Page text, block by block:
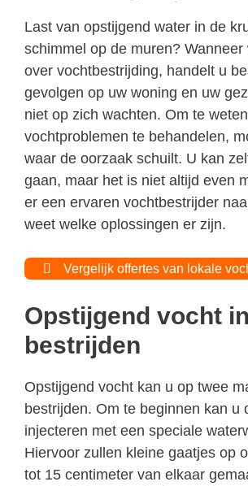
Last van opstijgend water in de
schimmel op de muren? Wanneer
over vochtbestrijding, handelt u
gevolgen op uw woning en uw
niet op zich wachten. Om te
vochtproblemen te behandelen,
waar de oorzaak schuilt. U kan
gaan, maar het is niet altijd even
er een ervaren vochtbestrijder
weet welke oplossingen er zijn.
Vergelijk offertes van lokale
Opstijgend vocht
bestrijden
Opstijgend vocht kan u op twee
bestrijden. Om te beginnen kan u
injecteren met een speciale
Hiervoor zullen kleine gaatjes op
tot 15 centimeter van elkaar